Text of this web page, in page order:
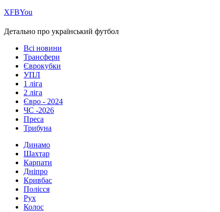
ХFBYou
Детально про український футбол
Всі новини
Трансфери
Єврокубки
УПЛ
1 ліга
2 ліга
Євро - 2024
ЧС -2026
Преса
Трибуна
Динамо
Шахтар
Карпати
Дніпро
Кривбас
Полісся
Рух
Колос